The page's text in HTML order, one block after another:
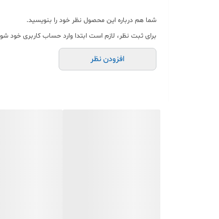
شما هم درباره این محصول نظر خود را بنویسید.
برای ثبت نظر، لازم است ابتدا وارد حساب کاربری خود
افزودن نظر